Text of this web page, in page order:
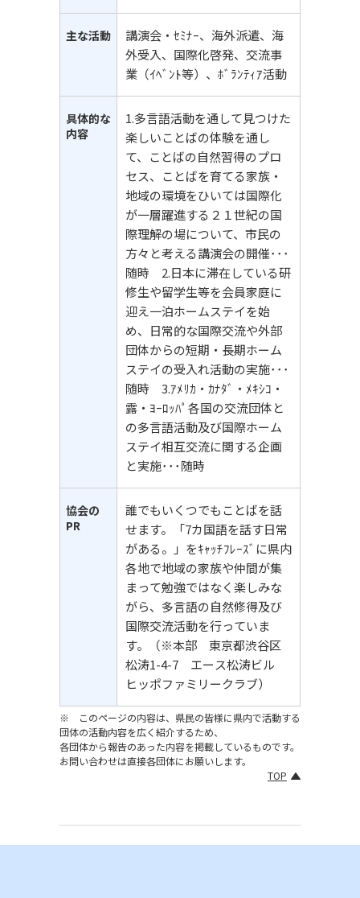
主な活動
講演会・ｾﾐﾅｰ、海外派遣、海
外受入、国際化啓発、交流事
業（ｲﾍﾞﾝﾄ等）、ﾎﾞﾗﾝﾃｨｱ活動
具体的な
内容
1.多言語活動を通して見つけた
楽しいことばの体験を通し
て、ことばの自然習得のプロ
セス、ことばを育てる家族・
地域の環境をひいては国際化
が一層躍進する２１世紀の国
際理解の場について、市民の
方々と考える講演会の開催･･･
随時 2.日本に滞在している研
修生や留学生等を会員家庭に
迎え一泊ホームステイを始
め、日常的な国際交流や外部
団体からの短期・長期ホーム
ステイの受入れ活動の実施･･･
随時 3.ｱﾒﾘｶ・ｶﾅﾀﾞ・ﾒｷｼｺ・
露・ﾖｰﾛｯﾊﾟ各国の交流団体と
の多言語活動及び国際ホーム
ステイ相互交流に関する企画
と実施･･･随時
協会の
PR
誰でもいくつでもことばを話
せます。「7カ国語を話す日常
がある。」をｷｬｯﾁﾌﾚｰｽﾞに県内
各地で地域の家族や仲間が集
まって勉強ではなく楽しみな
がら、多言語の自然修得及び
国際交流活動を行っていま
す。（※本部 東京都渋谷区
松涛1-4-7 エース松涛ビル
ヒッポファミリークラブ）
※ このページの内容は、県民の皆様に県内で活動する
団体の活動内容を広く紹介するため、
各団体から報告のあった内容を掲載しているものです。
お問い合わせは直接各団体にお願いします。
TOP